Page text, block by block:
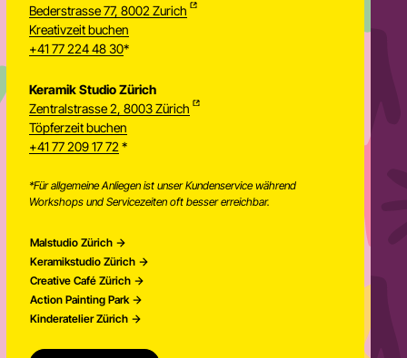
Newsletter
Bederstrasse 77, 8002 Zurich
Kreativzeit buchen
+41 77 224 48 30*
Keramik Studio Zürich
Zentralstrasse 2, 8003 Zürich
Töpferzeit buchen
+41 77 209 17 72 *
*Für allgemeine Anliegen ist unser Kundenservice während
Workshops und Servicezeiten oft besser erreichbar.
Malstudio Zürich
Keramikstudio Zürich
Creative Café Zürich
Action Painting Park
Kinderatelier Zürich